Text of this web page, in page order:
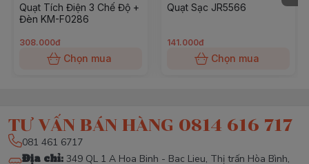
Quạt Tích Điện 3 Chế Độ +
Đèn KM-F0286
308.000đ
Chọn mua
Quạt Sạc JR5566
141.000đ
Chọn mua
TƯ VẤN BÁN HÀNG 0814 616 717
081 461 6717
Địa chỉ: 349 QL 1 A Hoa Binh - Bac Lieu, Thị trấn Hòa Bình,